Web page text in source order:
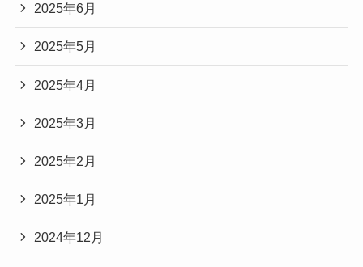
2025年6月
2025年5月
2025年4月
2025年3月
2025年2月
2025年1月
2024年12月